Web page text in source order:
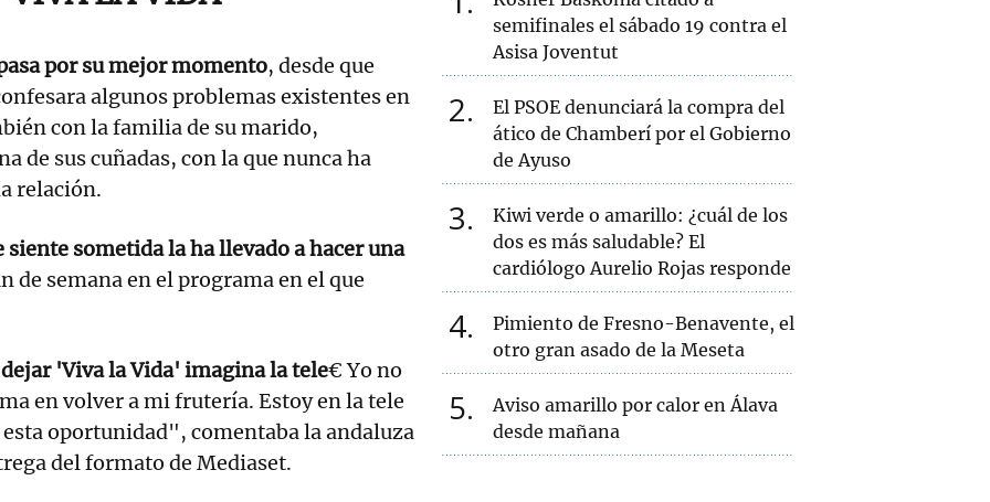
por su mejor momento, desde que
algunos problemas existentes en
con la familia de su marido,
de sus cuñadas, con la que nunca ha
relación.
siente sometida la ha llevado a hacer una
de semana en el programa en el que
'Viva la Vida' imagina la tele€ Yo no
en volver a mi frutería. Estoy en la tele
oportunidad", comentaba la andaluza
del formato de Mediaset.
semifinales el sábado 19 contra el
Asisa Joventut
2
El PSOE denunciará la compra del
ático de Chamberí por el Gobierno
de Ayuso
3
Kiwi verde o amarillo: ¿cuál de los
dos es más saludable? El
cardiólogo Aurelio Rojas responde
4
Pimiento de Fresno-Benavente, el
otro gran asado de la Meseta
5
Aviso amarillo por calor en Álava
desde mañana